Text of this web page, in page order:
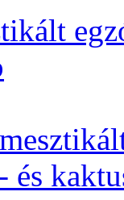
és